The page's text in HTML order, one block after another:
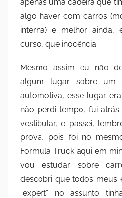
apenas uma cadeira que
algo haver com carros
interna) e melhor
curso, que inocência.
Mesmo assim eu não
algum lugar sobre um
automotiva, esse lugar
não perdi tempo, fui
vestibular, e passei,
prova, pois foi no
Formula Truck aqui em
vou estudar sobre
descobri que todos meus
“expert” no assunto